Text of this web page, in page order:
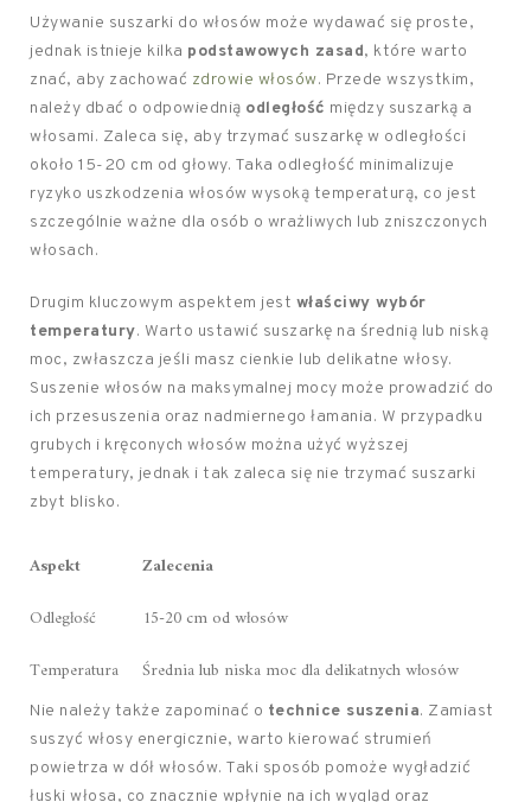
Używanie suszarki do włosów może wydawać się proste,
jednak istnieje kilka podstawowych zasad, które warto
znać, aby zachować zdrowie włosów. Przede wszystkim,
należy dbać o odpowiednią odległość między suszarką a
włosami. Zaleca się, aby trzymać suszarkę w odległości
około 15-20 cm od głowy. Taka odległość minimalizuje
ryzyko uszkodzenia włosów wysoką temperaturą, co jest
szczególnie ważne dla osób o wrażliwych lub zniszczonych
włosach.
Drugim kluczowym aspektem jest właściwy wybór
temperatury. Warto ustawić suszarkę na średnią lub niską
moc, zwłaszcza jeśli masz cienkie lub delikatne włosy.
Suszenie włosów na maksymalnej mocy może prowadzić do
ich przesuszenia oraz nadmiernego łamania. W przypadku
grubych i kręconych włosów można użyć wyższej
temperatury, jednak i tak zaleca się nie trzymać suszarki
zbyt blisko.
Aspekt
Zalecenia
Odległość
15-20 cm od włosów
Temperatura
Średnia lub niska moc dla delikatnych włosów
Nie należy także zapominać o technice suszenia. Zamiast
suszyć włosy energicznie, warto kierować strumień
powietrza w dół włosów. Taki sposób pomoże wygładzić
łuski włosa, co znacznie wpłynie na ich wygląd oraz